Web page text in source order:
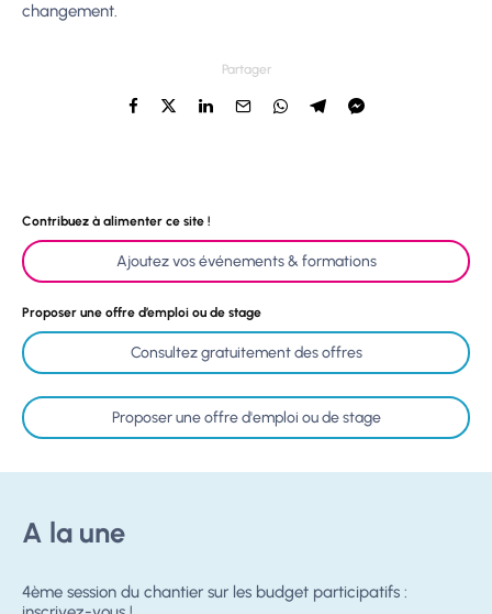
changement.
Partager
Contribuez à alimenter ce site !
Ajoutez vos événements & formations
Proposer une offre d’emploi ou de stage
Consultez gratuitement des offres
Proposer une offre d'emploi ou de stage
A la une
4ème session du chantier sur les budget participatifs :